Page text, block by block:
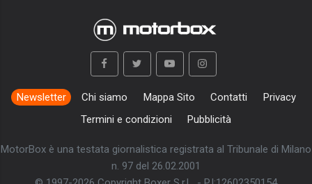
Newsletter Chi siamo Mappa Sito Contatti
Privacy
Termini e condizioni
Pubblicità
MotorBox è una testata giornalistica registrata al Tribunale di Milano
n. 97 del 26.02.2001